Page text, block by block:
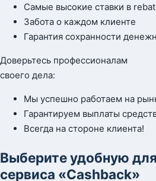
Самые высокие ставки в
Забота о каждом клиенте
Гарантия сохранности
Доверьтесь профессионалам
своего дела:
Мы успешно работаем на
Гарантируем выплаты
Всегда на стороне клиента!
Выберите удобную
сервиса «Cashback»